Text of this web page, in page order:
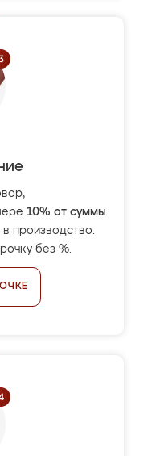
10% от суммы
производство.
без %.